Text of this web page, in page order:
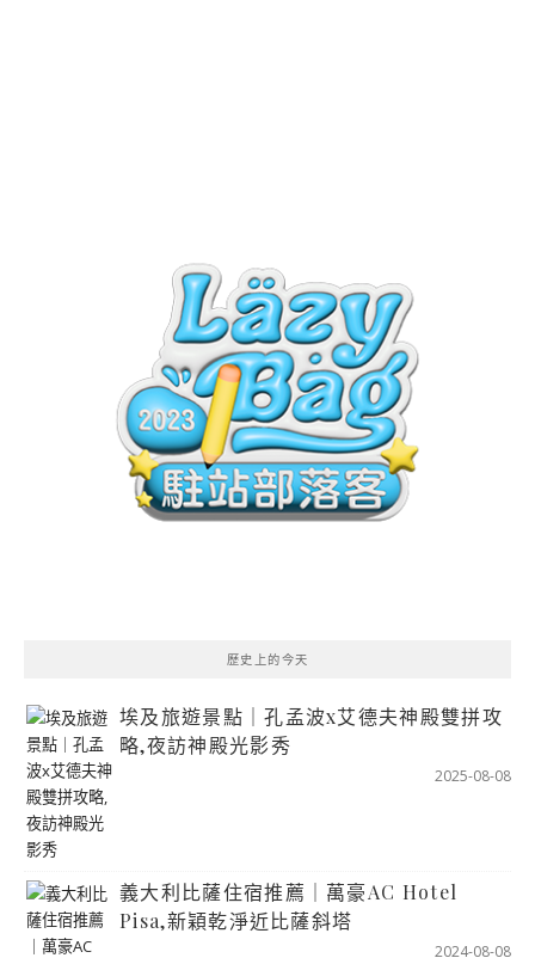
歷史上的今天
埃及旅遊景點｜孔孟波x艾德夫神殿雙拼攻
略,夜訪神殿光影秀
2025-08-08
義大利比薩住宿推薦｜萬豪AC Hotel
Pisa,新穎乾淨近比薩斜塔
2024-08-08